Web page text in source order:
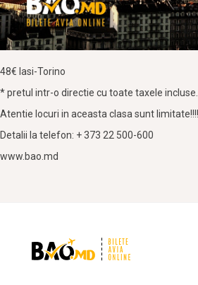
48€ Iasi-Torino
* pretul intr-o directie cu toate taxele incluse.
Atentie locuri in aceasta clasa sunt limitate!!!!
Detalii la telefon: + 373 22 500-600
www.bao.md